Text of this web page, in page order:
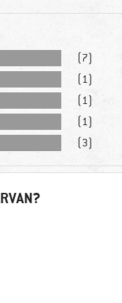
(7)
(1)
(1)
(1)
(3)